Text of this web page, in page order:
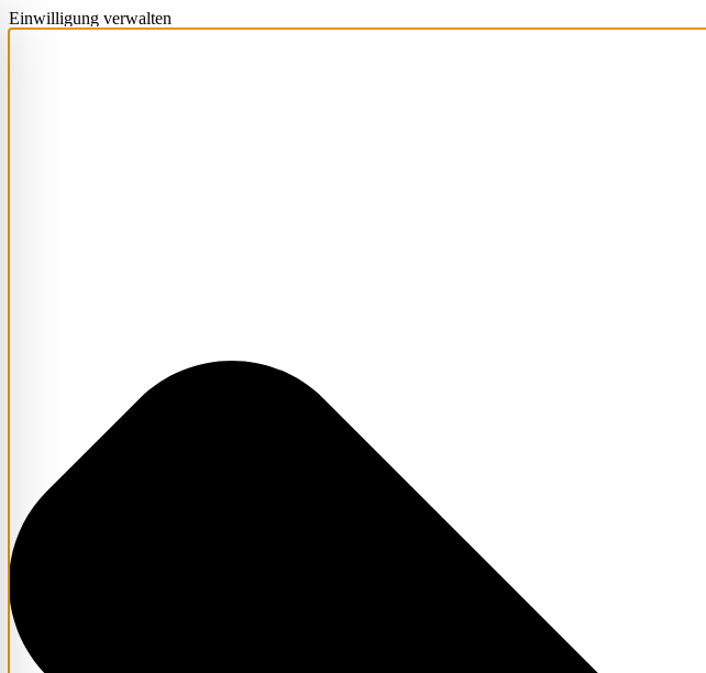
Einwilligung verwalten